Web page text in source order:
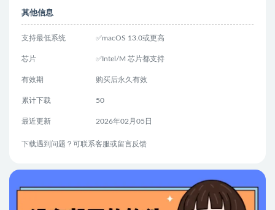
其他信息
支持最低系统 ✅macOS 13.0或更高
芯片 ✅Intel/M 芯片都支持
有效期 购买后永久有效
累计下载 50
最近更新 2026年02月05日
下载遇到问题？可联系客服或留言反馈